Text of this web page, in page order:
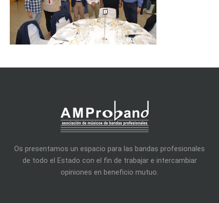
Os presentamos un espacio para las bandas profesionales
de todo el Estado con el fin de trabajar e intercambiar
opiniones en beneficio mutuo.